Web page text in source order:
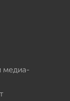
медиа-